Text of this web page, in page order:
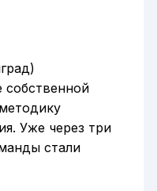
собственной
Уже через три
стали